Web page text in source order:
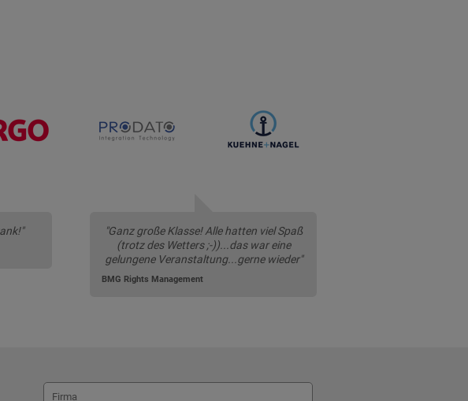
"Ganz große Klasse! Alle hatten viel Spaß
(trotz des Wetters ;-))...das war eine
gelungene Veranstaltung...gerne wieder"
BMG Rights Management